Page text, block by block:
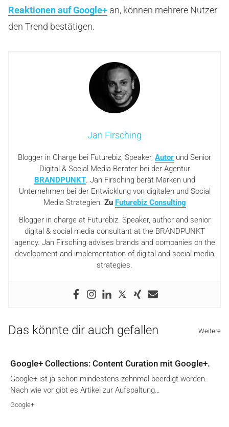
Reaktionen auf Google+ an, können mehrere Nutzer
den Trend bestätigen.
Jan Firsching
Blogger in Charge bei Futurebiz, Speaker, Autor und Senior
Digital & Social Media Berater bei der Agentur
BRANDPUNKT. Jan Firsching berät Marken und
Unternehmen bei der Entwicklung von digitalen und Social
Media Strategien. Zu Futurebiz Consulting
Blogger in charge at Futurebiz. Speaker, author and senior
digital & social media consultant at the BRANDPUNKT
agency. Jan Firsching advises brands and companies on the
development and implementation of digital and social media
strategies.
Das könnte dir auch gefallen Weitere
Google+ Collections: Content Curation mit Google+.
Google+ ist ja schon mindestens zehnmal beerdigt worden.
Nach wie vor gibt es Artikel zur Aufspaltung…
Google+